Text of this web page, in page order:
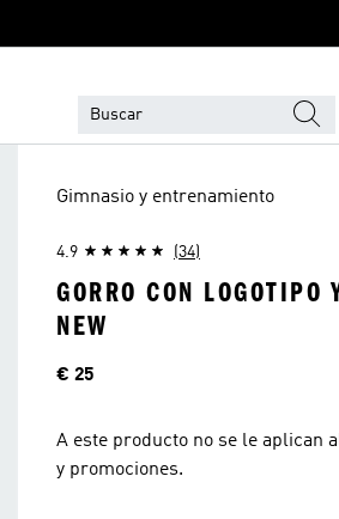
Gimnasio y entrenamiento
4.9 (34)
GORRO CON LOGOTIPO
NEW
Precio
€ 25
A este producto no se le aplican
y promociones.